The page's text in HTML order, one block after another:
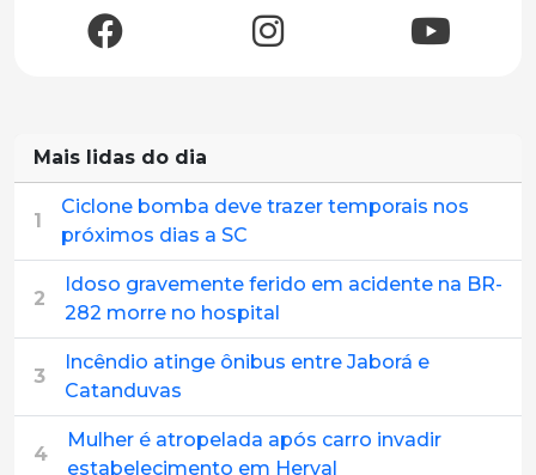
Mais lidas do dia
1
Ciclone bomba deve trazer temporais nos
próximos dias a SC
2
Idoso gravemente ferido em acidente na BR-
282 morre no hospital
3
Incêndio atinge ônibus entre Jaborá e
Catanduvas
4
Mulher é atropelada após carro invadir
estabelecimento em Herval